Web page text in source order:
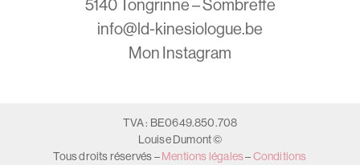
5140 Tongrinne – Sombreffe
info@ld-kinesiologue.be
Mon Instagram
TVA : BE0649.850.708
Louise Dumont ©
Tous droits réservés –Mentions légales–Conditions